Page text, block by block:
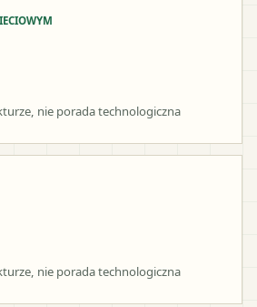
nie porada technologiczna
nie porada technologiczna